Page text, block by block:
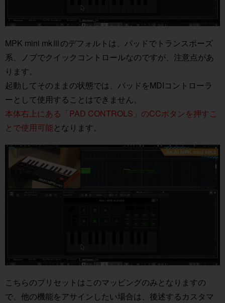
MPK mini mkⅢのデフォルトは、パッドでトランスポーズ
系、ノブでクイックコントロールなのですが、注意点があ
ります。
起動してそのままの状態では、パッドをMDIコントローラ
ーとして使用することはできません。
本体右上にある「PAD CONTROLS」のCCボタンを押すこ
とで使用可能となります。
こちらのプリセットはこのマッピングのみとなりますの
で、他の機能をアサインしたい場合は、後述するカスタマ